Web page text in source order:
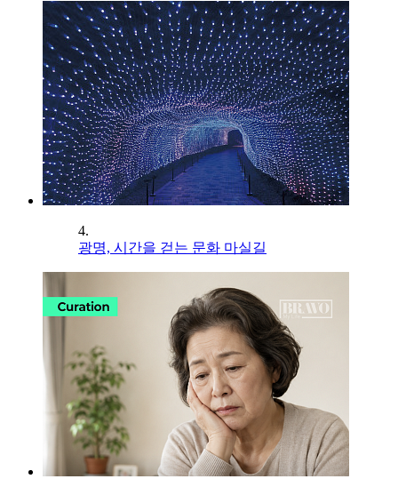
4.
광명, 시간을 걷는 문화 마실길